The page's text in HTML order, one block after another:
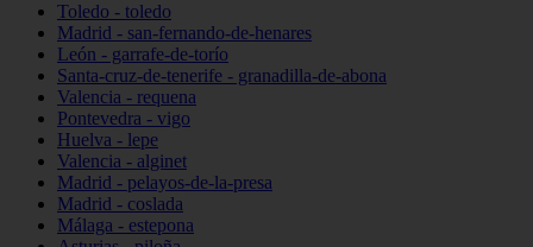
Toledo - toledo
Madrid - san-fernando-de-henares
León - garrafe-de-torío
Santa-cruz-de-tenerife - granadilla-de-abona
Valencia - requena
Pontevedra - vigo
Huelva - lepe
Valencia - alginet
Madrid - pelayos-de-la-presa
Madrid - coslada
Málaga - estepona